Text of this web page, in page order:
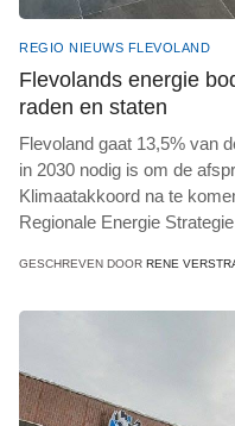
REGIO NIEUWS FLEVOLAND
Flevolands energie
raden en staten
Flevoland gaat 13,5% van
in 2030 nodig is om de
Klimaatakkoord na te
Regionale Energie
GESCHREVEN DOOR RENE